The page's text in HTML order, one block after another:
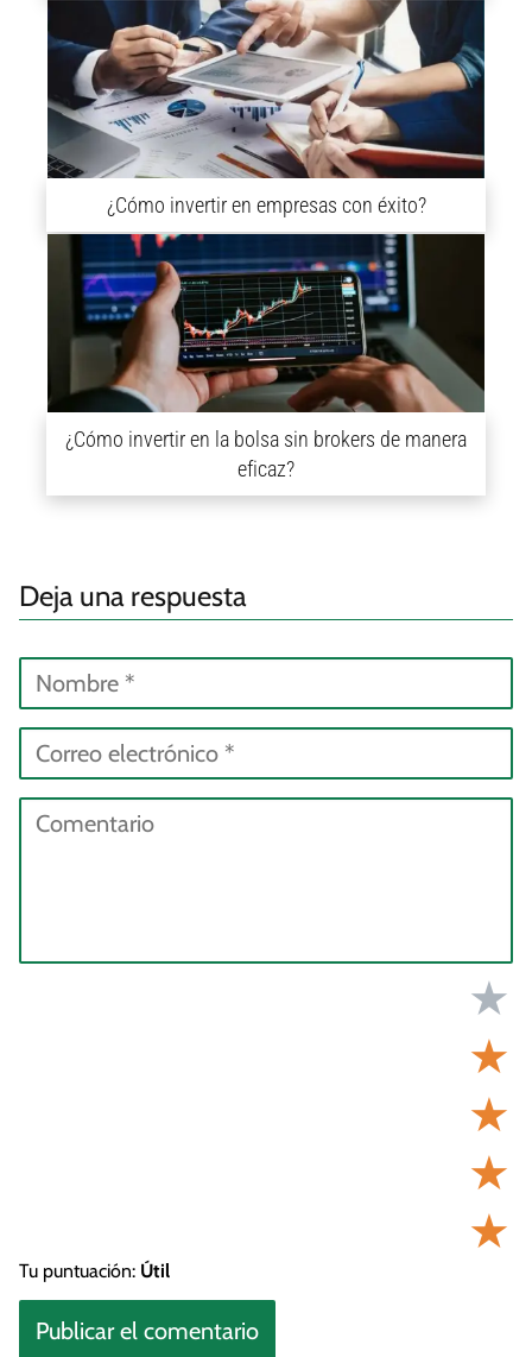
¿Cómo invertir en empresas con éxito?
¿Cómo invertir en la bolsa sin brokers de manera
eficaz?
Deja una respuesta
★
★
★
★
★
Tu puntuación: Útil